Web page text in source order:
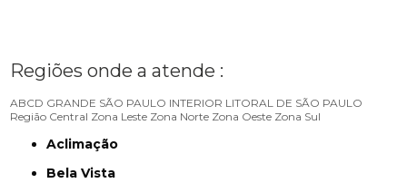
Regiões onde a atende :
ABCD GRANDE SÃO PAULO INTERIOR LITORAL DE SÃO PAULO
Região Central Zona Leste Zona Norte Zona Oeste Zona Sul
Aclimação
Bela Vista